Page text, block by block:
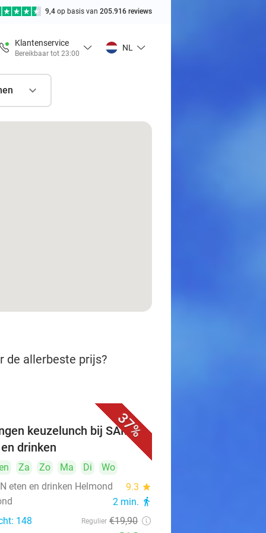
9,4 op basis van 205.916 reviews
Klantenservice
Bereikbaar tot 23:00
NL
de allerbeste prijs?
37%
keuzelunch bij SAMEN
drinken
Za Zo Ma Di
Wo
eten en drinken Helmond
9.3 star
2 min. directions_walk
148 Regulier €19,90